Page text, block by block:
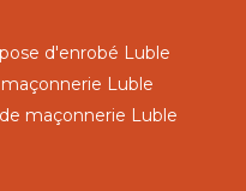
d'enrobé Luble
Luble
maçonnerie Luble